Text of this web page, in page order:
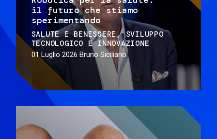
il futuro che stiamo
sperimentando
SALUTE E BENESSERE
SVILUPPO
TECNOLOGICO E INNOVAZIONE
01 Luglio 2026 Bruno Siciliano